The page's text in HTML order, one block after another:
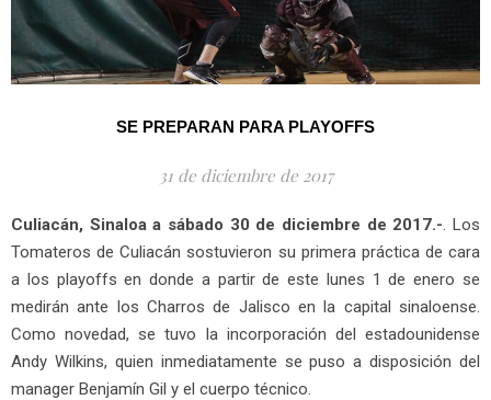
SE PREPARAN PARA PLAYOFFS
31 de diciembre de 2017
Culiacán, Sinaloa a sábado 30 de diciembre de 2017.-. Los
Tomateros de Culiacán sostuvieron su primera práctica de cara
a los playoffs en donde a partir de este lunes 1 de enero se
medirán ante los Charros de Jalisco en la capital sinaloense.
Como novedad, se tuvo la incorporación del estadounidense
Andy Wilkins, quien inmediatamente se puso a disposición del
manager Benjamín Gil y el cuerpo técnico.